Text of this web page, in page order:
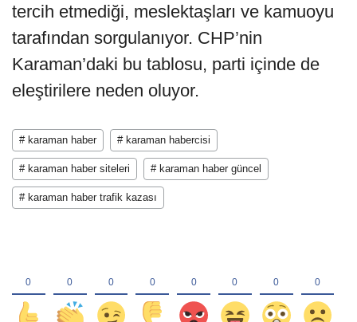
tercih etmediği, meslektaşları ve kamuoyu
tarafından sorgulanıyor. CHP’nin
Karaman’daki bu tablosu, parti içinde de
eleştirilere neden oluyor.
# karaman haber # karaman habercisi
# karaman haber siteleri # karaman haber güncel
# karaman haber trafik kazası